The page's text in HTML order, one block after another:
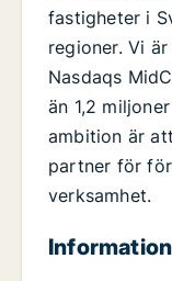
fastigheter i
regioner. Vi
Nasdaqs
än 1,2
ambition är
partner för
verksamhet.